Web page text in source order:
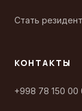
Стать
КОНТАКТЫ
+998 78 150 00